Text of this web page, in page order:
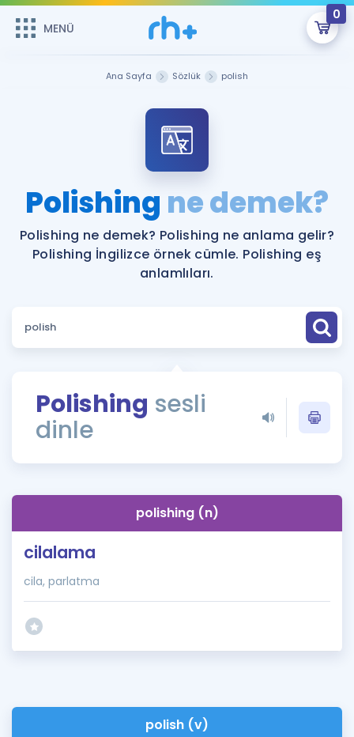
MENÜ
0
Şifremi Hatırlamıyorum
ÜYE DEĞİLİM
Sepetin Şu An Boş.
Remzi Hoca ile seni sınava hazırlayacak onlarca eğitim seni
bekliyor!
MENÜ
Katılımcı Görüşleri
Faydalı Araçlar
Sözlük
Rehberlik Aracı
ÖSYM Sınav Takvimi
İngilizce Gramer
Hakkımızda
Ana Sayfa Sözlük polish
Polishing ne demek?
Polishing ne demek? Polishing ne anlama gelir?
Polishing İngilizce örnek cümle. Polishing eş
anlamlıları.
Polishing sesli
dinle
polishing (n)
cilalama
cila, parlatma
polish (v)